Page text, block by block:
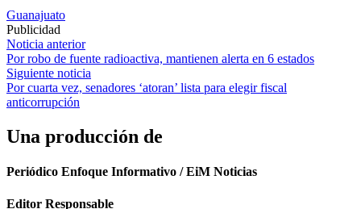
Guanajuato
Publicidad
Navegación
de
entradas
Noticia anterior
Por robo de fuente radioactiva, mantienen alerta en 6 estados
Siguiente noticia
Por cuarta vez, senadores ‘atoran’ lista para elegir fiscal
anticorrupción
Una producción de
Periódico Enfoque Informativo / EiM Noticias
Editor Responsable